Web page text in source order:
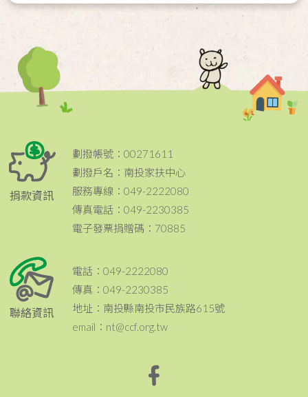
捐款資訊
劃撥帳號：00271611
劃撥戶名：南投家扶中心
服務專線：049-2222080
傳真電話：049-2230385
電子發票捐贈碼：70885
聯絡資訊
電話：049-2222080
傳真：049-2230385
地址：南投縣南投市民族路615號
email：nt@ccf.org.tw